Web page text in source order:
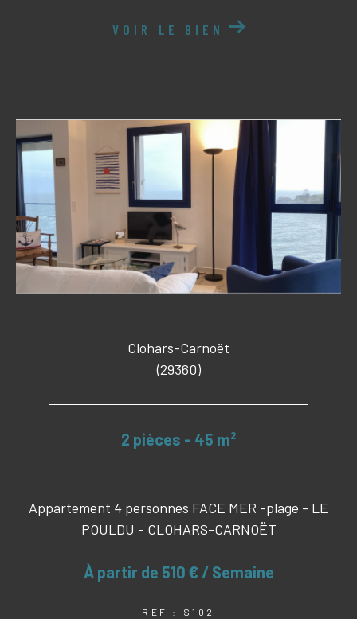
VOIR LE BIEN
Clohars-Carnoët
(29360)
2 pièces - 45 m²
Appartement 4 personnes FACE MER -plage - LE
POULDU - CLOHARS-CARNOËT
À partir de 510 € / Semaine
REF : S102